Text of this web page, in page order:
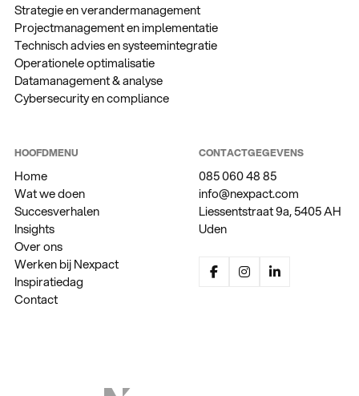
HOOFDMENU
Home
Wat we doen
Succesverhalen
Insights
Over ons
Werken bij Nexpact
Inspiratiedag
Contact
Strategie en verandermanagement
Projectmanagement en implementatie
Technisch advies en systeemintegratie
Operationele optimalisatie
Datamanagement & analyse
Cybersecurity en compliance
CONTACTGEGEVENS
085 060 48 85
info@nexpact.com
Liessentstraat 9a, 5405 AH
Uden